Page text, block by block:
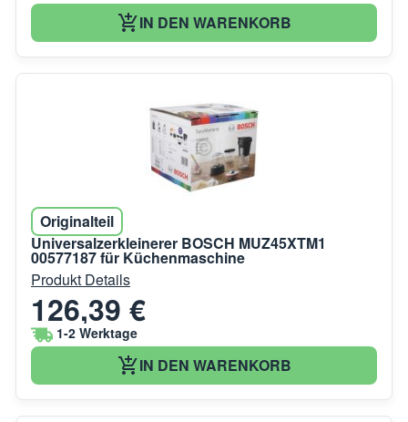
IN DEN WARENKORB
Originalteil
Universalzerkleinerer BOSCH MUZ45XTM1
00577187 für Küchenmaschine
Produkt Details
126,39 €
1-2 Werktage
IN DEN WARENKORB